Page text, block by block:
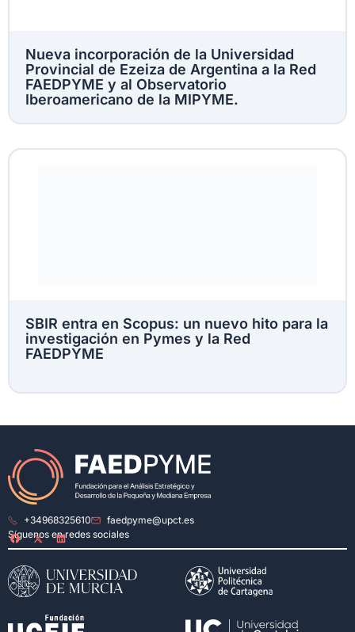
Nueva incorporación de la Universidad
Provincial de Ezeiza de Argentina a la Red
FAEDPYME y al Observatorio
Iberoamericano de la MIPYME.
SBIR entra en Scopus: un nuevo hito para la
investigación en Pymes y la Red
FAEDPYME
+34968325610
faedpyme@upct.es
Síguenos en redes sociales